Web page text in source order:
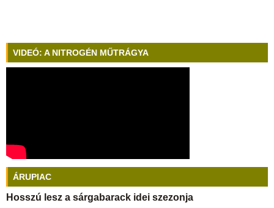
VIDEÓ: A NITROGÉN MŰTRÁGYA
ÁRUPIAC
Hosszú lesz a sárgabarack idei szezonja